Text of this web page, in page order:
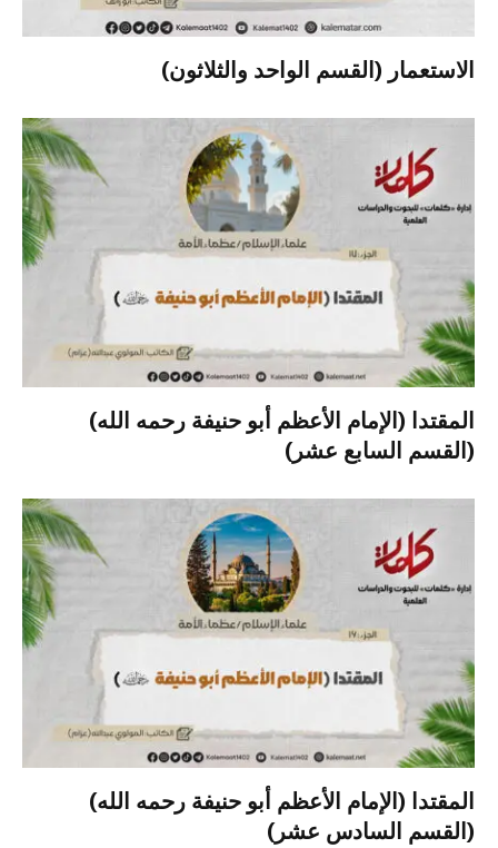
الاستعمار (القسم الواحد والثلاثون)
المقتدا (الإمام الأعظم أبو حنيفة رحمه الله)
(القسم السابع عشر)
المقتدا (الإمام الأعظم أبو حنيفة رحمه الله)
(القسم السادس عشر)